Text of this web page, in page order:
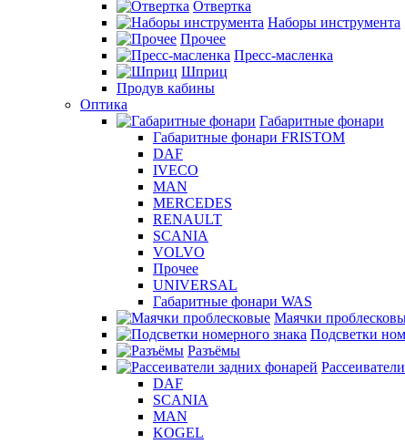
Отвертка
Наборы инструмента
Прочее
Пресс-масленка
Шприц
Продув кабины
Оптика
Габаритные фонари
Габаритные фонари FRISTOM
DAF
IVECO
MAN
MERCEDES
RENAULT
SCANIA
VOLVO
Прочее
UNIVERSAL
Габаритные фонари WAS
Маячки
Подсветки
Разъёмы
DAF
SCANIA
MAN
KOGEL